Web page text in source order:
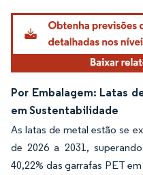
Por Embalagem: Latas
em Sustentabilidade
As latas de metal estão se
de 2026 a 2031,
40,22% das garrafas PET